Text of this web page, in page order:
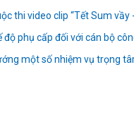
thi video clip “Tết Sum
độ phụ cấp đối với cán bộ
một số nhiệm vụ trọng